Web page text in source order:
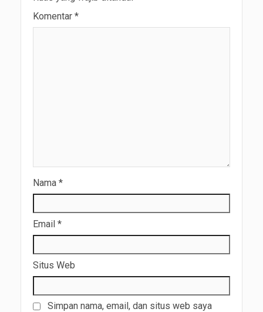
Komentar *
Nama *
Email *
Situs Web
Simpan nama, email, dan situs web saya